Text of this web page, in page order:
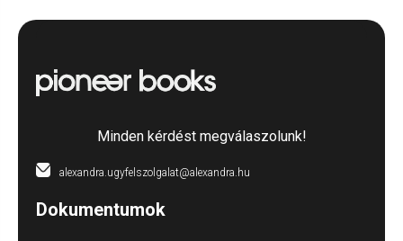
Minden kérdést megválaszolunk!
alexandra.ugyfelszolgalat@alexandra.hu
Dokumentumok